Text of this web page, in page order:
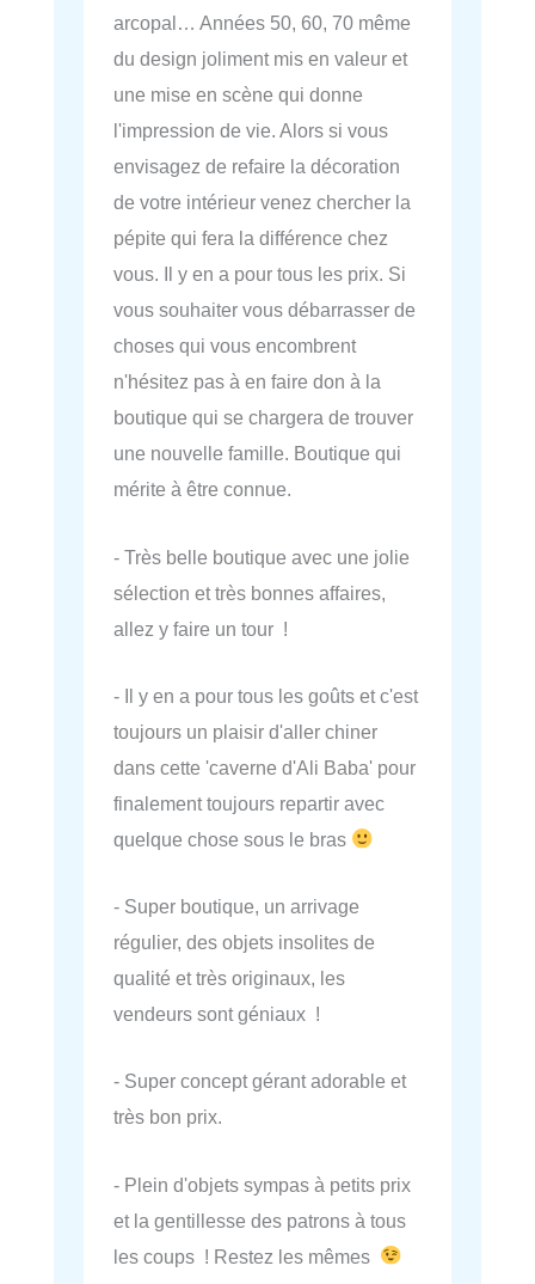
arcopal… Années 50, 60, 70 même
du design joliment mis en valeur et
une mise en scène qui donne
l'impression de vie. Alors si vous
envisagez de refaire la décoration
de votre intérieur venez chercher la
pépite qui fera la différence chez
vous. Il y en a pour tous les prix. Si
vous souhaiter vous débarrasser de
choses qui vous encombrent
n'hésitez pas à en faire don à la
boutique qui se chargera de trouver
une nouvelle famille. Boutique qui
mérite à être connue.
- Très belle boutique avec une jolie
sélection et très bonnes affaires,
allez y faire un tour !
- Il y en a pour tous les goûts et c'est
toujours un plaisir d'aller chiner
dans cette 'caverne d'Ali Baba' pour
finalement toujours repartir avec
quelque chose sous le bras
- Super boutique, un arrivage
régulier, des objets insolites de
qualité et très originaux, les
vendeurs sont géniaux !
- Super concept gérant adorable et
très bon prix.
- Plein d'objets sympas à petits prix
et la gentillesse des patrons à tous
les coups ! Restez les mêmes